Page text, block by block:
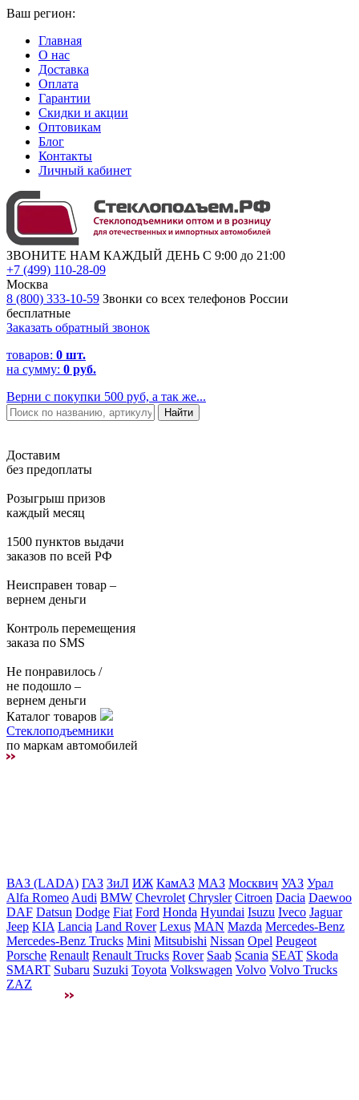
Ваш регион:
Главная
О нас
Доставка
Оплата
Гарантии
Скидки и акции
Оптовикам
Блог
Контакты
Личный кабинет
ЗВОНИТЕ НАМ КАЖДЫЙ ДЕНЬ С 9:00 до 21:00
+7 (499) 110-28-09
Москва
8 (800) 333-10-59 Звонки со всех телефонов России
бесплатные
Заказать обратный звонок
товаров: 0 шт.
на сумму: 0 руб.
Верни с покупки 500 руб, а так же...
Доставим
без предоплаты
Розыгрыш призов
каждый месяц
1500 пунктов выдачи
заказов по всей РФ
Неисправен товар –
вернем деньги
Контроль перемещения
заказа по SMS
Не понравилось /
не подошло –
вернем деньги
Каталог товаров
Стеклоподъемники
по маркам автомобилей
ВАЗ (LADA) ГАЗ ЗиЛ ИЖ КамАЗ МАЗ Москвич УАЗ Урал
Alfa Romeo Audi BMW Chevrolet Chrysler Citroen Dacia Daewoo
DAF Datsun Dodge Fiat Ford Honda Hyundai Isuzu Iveco Jaguar
Jeep KIA Lancia Land Rover Lexus MAN Mazda Mercedes-Benz
Mercedes-Benz Trucks Mini Mitsubishi Nissan Opel Peugeot
Porsche Renault Renault Trucks Rover Saab Scania SEAT Skoda
SMART Subaru Suzuki Toyota Volkswagen Volvo Volvo Trucks
ZAZ